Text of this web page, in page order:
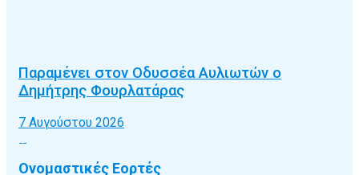
Παραμένει στον Οδυσσέα Αυλιωτών ο
Δημήτρης Φουρλατάρας
7 Αυγούστου 2026
Ονομαστικές Εορτές